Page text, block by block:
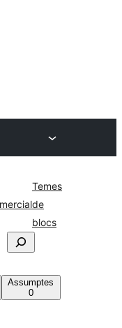
Temes
de
blocs
Assumptes
0